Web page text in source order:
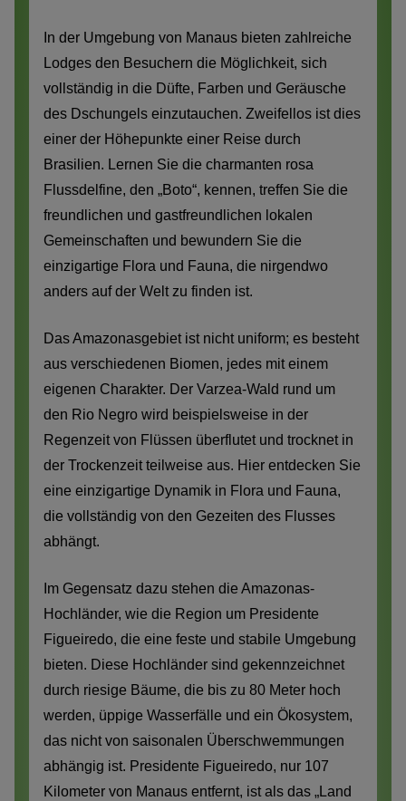
In der Umgebung von Manaus bieten zahlreiche
Lodges den Besuchern die Möglichkeit, sich
vollständig in die Düfte, Farben und Geräusche
des Dschungels einzutauchen. Zweifellos ist dies
einer der Höhepunkte einer Reise durch
Brasilien. Lernen Sie die charmanten rosa
Flussdelfine, den „Boto“, kennen, treffen Sie die
freundlichen und gastfreundlichen lokalen
Gemeinschaften und bewundern Sie die
einzigartige Flora und Fauna, die nirgendwo
anders auf der Welt zu finden ist.
Das Amazonasgebiet ist nicht uniform; es besteht
aus verschiedenen Biomen, jedes mit einem
eigenen Charakter. Der Varzea-Wald rund um
den Rio Negro wird beispielsweise in der
Regenzeit von Flüssen überflutet und trocknet in
der Trockenzeit teilweise aus. Hier entdecken Sie
eine einzigartige Dynamik in Flora und Fauna,
die vollständig von den Gezeiten des Flusses
abhängt.
Im Gegensatz dazu stehen die Amazonas-
Hochländer, wie die Region um Presidente
Figueiredo, die eine feste und stabile Umgebung
bieten. Diese Hochländer sind gekennzeichnet
durch riesige Bäume, die bis zu 80 Meter hoch
werden, üppige Wasserfälle und ein Ökosystem,
das nicht von saisonalen Überschwemmungen
abhängig ist. Presidente Figueiredo, nur 107
Kilometer von Manaus entfernt, ist als das „Land